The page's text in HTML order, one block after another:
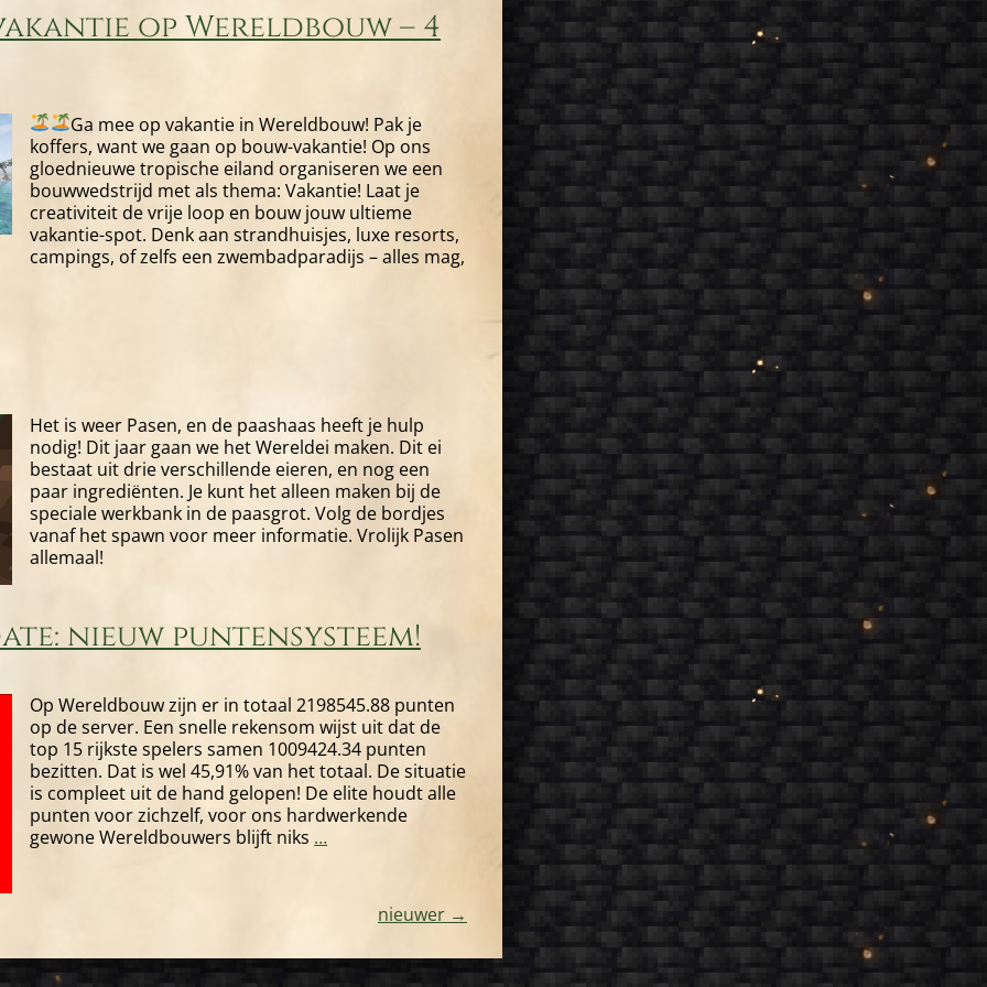
Minecraft
1.21.7!
op Wereldbouw – 4
Ga mee op vakantie in Wereldbouw! Pak je
koffers, want we gaan op bouw-vakantie! Op ons
gloednieuwe tropische eiland organiseren we een
bouwwedstrijd met als thema: Vakantie! Laat je
creativiteit de vrije loop en bouw jouw ultieme
vakantie-spot. Denk aan strandhuisjes, luxe resorts,
campings, of zelfs een zwembadparadijs – alles mag,
Het is weer Pasen, en de paashaas heeft je hulp
nodig! Dit jaar gaan we het Wereldei maken. Dit ei
bestaat uit drie verschillende eieren, en nog een
paar ingrediënten. Je kunt het alleen maken bij de
speciale werkbank in de paasgrot. Volg de bordjes
vanaf het spawn voor meer informatie. Vrolijk Pasen
allemaal!
nieuw puntensysteem!
Op Wereldbouw zijn er in totaal 2198545.88 punten
op de server. Een snelle rekensom wijst uit dat de
top 15 rijkste spelers samen 1009424.34 punten
bezitten. Dat is wel 45,91% van het totaal. De situatie
is compleet uit de hand gelopen! De elite houdt alle
punten voor zichzelf, voor ons hardwerkende
gewone Wereldbouwers blijft niks …[1
update:
nieuwer →